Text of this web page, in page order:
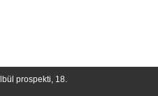
prospekti, 18.